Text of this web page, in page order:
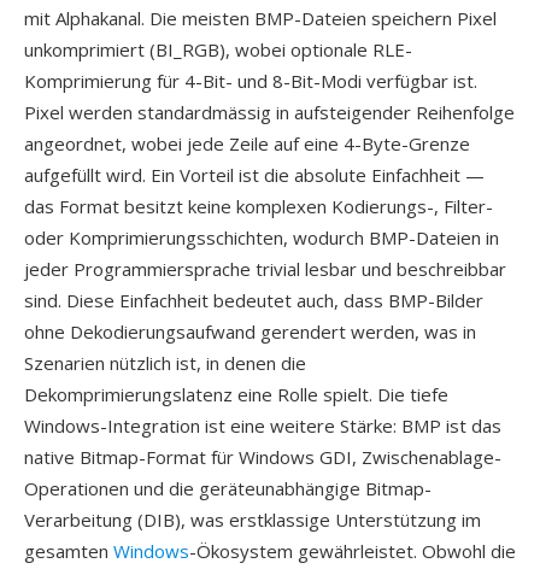
mit Alphakanal. Die meisten BMP-Dateien speichern Pixel
unkomprimiert (BI_RGB), wobei optionale RLE-
Komprimierung für 4-Bit- und 8-Bit-Modi verfügbar ist.
Pixel werden standardmässig in aufsteigender Reihenfolge
angeordnet, wobei jede Zeile auf eine 4-Byte-Grenze
aufgefüllt wird. Ein Vorteil ist die absolute Einfachheit —
das Format besitzt keine komplexen Kodierungs-, Filter-
oder Komprimierungsschichten, wodurch BMP-Dateien in
jeder Programmiersprache trivial lesbar und beschreibbar
sind. Diese Einfachheit bedeutet auch, dass BMP-Bilder
ohne Dekodierungsaufwand gerendert werden, was in
Szenarien nützlich ist, in denen die
Dekomprimierungslatenz eine Rolle spielt. Die tiefe
Windows-Integration ist eine weitere Stärke: BMP ist das
native Bitmap-Format für Windows GDI, Zwischenablage-
Operationen und die geräteunabhängige Bitmap-
Verarbeitung (DIB), was erstklassige Unterstützung im
gesamten Windows-Ökosystem gewährleistet. Obwohl die